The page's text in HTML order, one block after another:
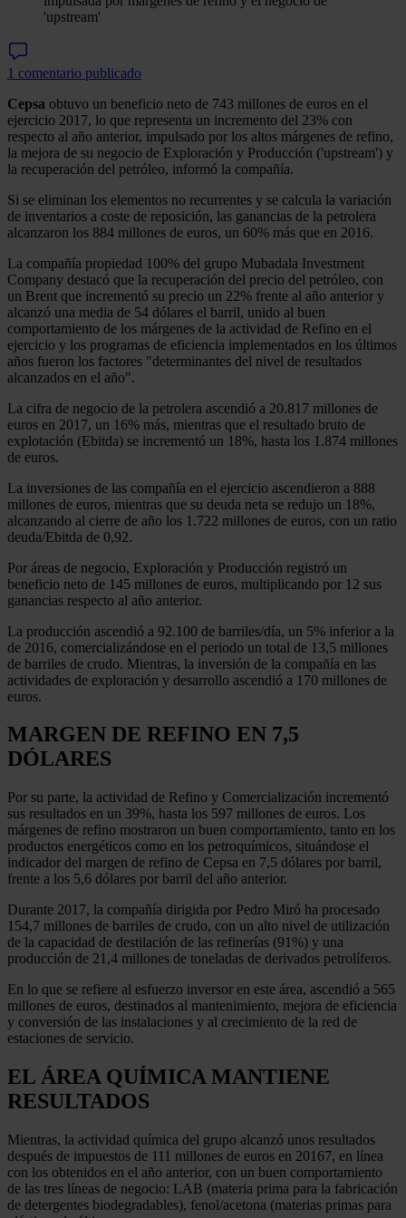
'upstream'
1 comentario publicado
Cepsa obtuvo un beneficio neto de 743 millones de euros en el
ejercicio 2017, lo que representa un incremento del 23% con
respecto al año anterior, impulsado por los altos márgenes de refino,
la mejora de su negocio de Exploración y Producción ('upstream') y
la recuperación del petróleo, informó la compañía.
Si se eliminan los elementos no recurrentes y se calcula la variación
de inventarios a coste de reposición, las ganancias de la petrolera
alcanzaron los 884 millones de euros, un 60% más que en 2016.
La compañía propiedad 100% del grupo Mubadala Investment
Company destacó que la recuperación del precio del petróleo, con
un Brent que incrementó su precio un 22% frente al año anterior y
alcanzó una media de 54 dólares el barril, unido al buen
comportamiento de los márgenes de la actividad de Refino en el
ejercicio y los programas de eficiencia implementados en los últimos
años fueron los factores "determinantes del nivel de resultados
alcanzados en el año".
La cifra de negocio de la petrolera ascendió a 20.817 millones de
euros en 2017, un 16% más, mientras que el resultado bruto de
explotación (Ebitda) se incrementó un 18%, hasta los 1.874 millones
de euros.
La inversiones de las compañía en el ejercicio ascendieron a 888
millones de euros, mientras que su deuda neta se redujo un 18%,
alcanzando al cierre de año los 1.722 millones de euros, con un ratio
deuda/Ebitda de 0,92.
Por áreas de negocio, Exploración y Producción registró un
beneficio neto de 145 millones de euros, multiplicando por 12 sus
ganancias respecto al año anterior.
La producción ascendió a 92.100 de barriles/día, un 5% inferior a la
de 2016, comercializándose en el periodo un total de 13,5 millones
de barriles de crudo. Mientras, la inversión de la compañía en las
actividades de exploración y desarrollo ascendió a 170 millones de
euros.
MARGEN DE REFINO EN 7,5
DÓLARES
Por su parte, la actividad de Refino y Comercialización incrementó
sus resultados en un 39%, hasta los 597 millones de euros. Los
márgenes de refino mostraron un buen comportamiento, tanto en los
productos energéticos como en los petroquímicos, situándose el
indicador del margen de refino de Cepsa en 7,5 dólares por barril,
frente a los 5,6 dólares por barril del año anterior.
Durante 2017, la compañía dirigida por Pedro Miró ha procesado
154,7 millones de barriles de crudo, con un alto nivel de utilización
de la capacidad de destilación de las refinerías (91%) y una
producción de 21,4 millones de toneladas de derivados petrolíferos.
En lo que se refiere al esfuerzo inversor en este área, ascendió a 565
millones de euros, destinados al mantenimiento, mejora de eficiencia
y conversión de las instalaciones y al crecimiento de la red de
estaciones de servicio.
EL ÁREA QUÍMICA MANTIENE
RESULTADOS
Mientras, la actividad química del grupo alcanzó unos resultados
después de impuestos de 111 millones de euros en 20167, en línea
con los obtenidos en el año anterior, con un buen comportamiento
de las tres líneas de negocio: LAB (materia prima para la fabricación
de detergentes biodegradables), fenol/acetona (materias primas para